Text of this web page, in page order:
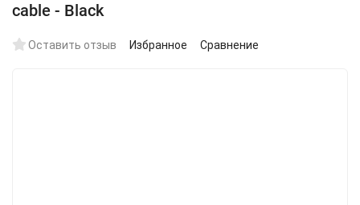
cable - Black
Оставить отзыв Избранное Сравнение